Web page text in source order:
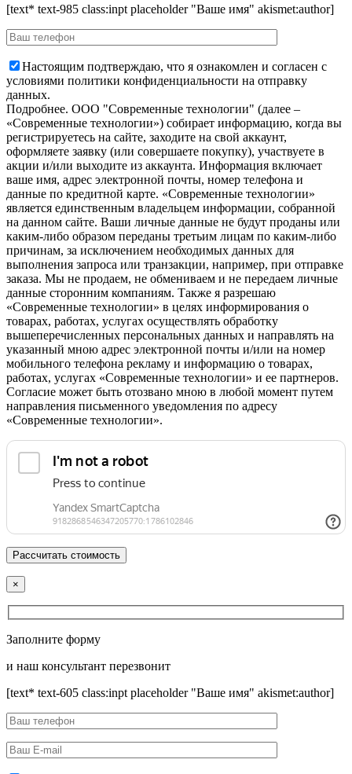
[text* text-985 class:inpt placeholder "Ваше имя" akismet:author]
Настоящим подтверждаю, что я ознакомлен и согласен с
условиями политики конфиденциальности на отправку
данных.
Подробнее. OOO "Современные технологии" (далее –
«Современные технологии») собирает информацию, когда вы
регистрируетесь на сайте, заходите на свой аккаунт,
оформляете заявку (или совершаете покупку), участвуете в
акции и/или выходите из аккаунта. Информация включает
ваше имя, адрес электронной почты, номер телефона и
данные по кредитной карте. «Современные технологии»
является единственным владельцем информации, собранной
на данном сайте. Ваши личные данные не будут проданы или
каким-либо образом переданы третьим лицам по каким-либо
причинам, за исключением необходимых данных для
выполнения запроса или транзакции, например, при отправке
заказа. Мы не продаем, не обмениваем и не передаем личные
данные сторонним компаниям. Также я разрешаю
«Современные технологии» в целях информирования о
товарах, работах, услугах осуществлять обработку
вышеперечисленных персональных данных и направлять на
указанный мною адрес электронной почты и/или на номер
мобильного телефона рекламу и информацию о товарах,
работах, услугах «Современные технологии» и ее партнеров.
Согласие может быть отозвано мною в любой момент путем
направления письменного уведомления по адресу
«Современные технологии».
×
Заполните форму
и наш консультант перезвонит
[text* text-605 class:inpt placeholder "Ваше имя" akismet:author]